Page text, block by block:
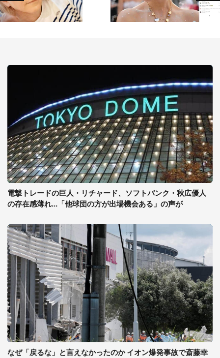
電撃トレードの巨人・リチャード、ソフトバンク・秋広優人
の存在感薄れ...「他球団の方が出場機会ある」の声が
なぜ「戻るな」と言えなかったのか イオン爆発事故で斎藤幸